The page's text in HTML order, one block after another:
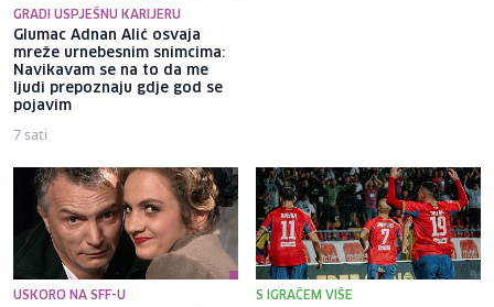
GRADI USPJEŠNU KARIJERU
Glumac Adnan Alić osvaja
mreže urnebesnim snimcima:
Navikavam se na to da me
ljudi prepoznaju gdje god se
pojavim
7 sati
USKORO NA SFF-U S IGRAČEM VIŠE